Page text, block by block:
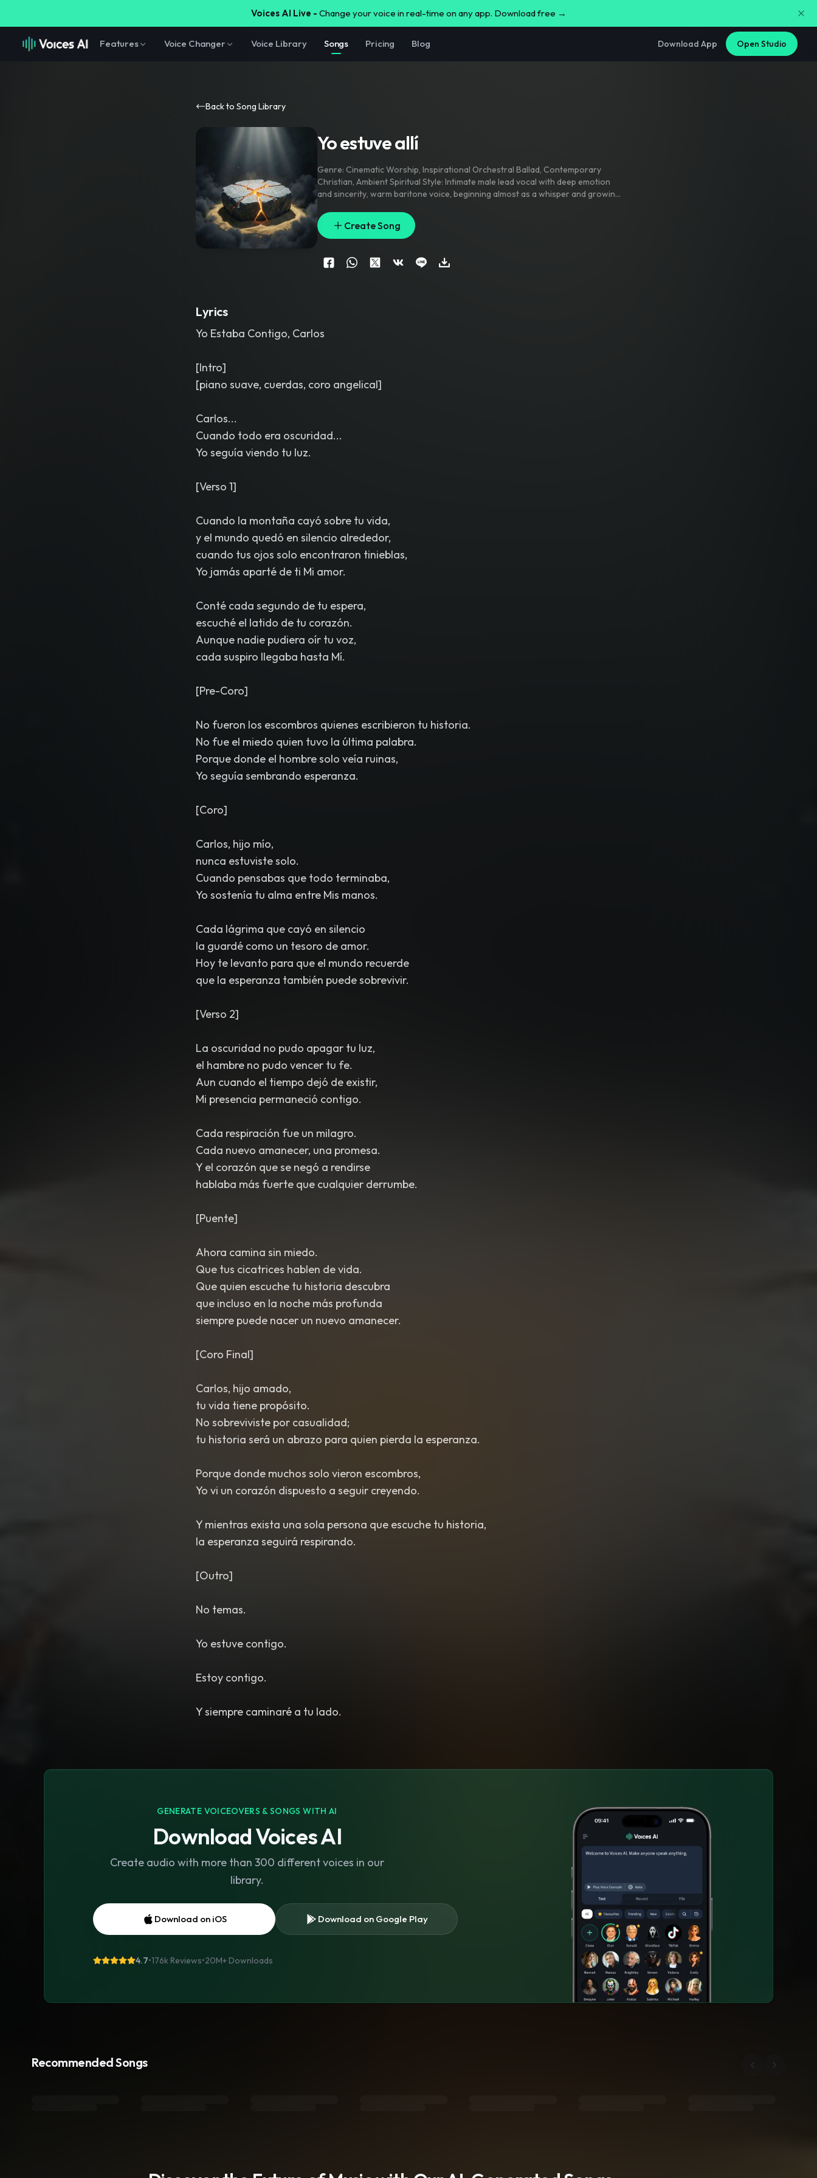
Voices AI Live - Change your voice in real-time on any app. Download free →
Features Voice Changer Voice Library Songs Pricing Blog Download App Open Studio
Back to Song Library
Yo estuve allí
Genre: Cinematic Worship, Inspirational Orchestral Ballad, Contemporary
Christian, Ambient Spiritual Style: Intimate male lead vocal with deep emotion
and sincerity, warm baritone voice, beginning almost as a whisper and growing
pads
distant cello
percussion,uplifting choir in the final chorus
atmosphere,slow and reflective. The song should feel like light breaking
through darkness after a disaster. Emotional
reverent,inspiring suitable for a true survival story. No aggressive drums
Create Song
Lyrics
Yo Estaba Contigo, Carlos
[Intro]
[piano suave, cuerdas, coro angelical]
Carlos...
Cuando todo era oscuridad...
Yo seguía viendo tu luz.
[Verso 1]
Cuando la montaña cayó sobre tu vida,
y el mundo quedó en silencio alrededor,
cuando tus ojos solo encontraron tinieblas,
Yo jamás aparté de ti Mi amor.
Conté cada segundo de tu espera,
escuché el latido de tu corazón.
Aunque nadie pudiera oír tu voz,
cada suspiro llegaba hasta Mí.
[Pre-Coro]
No fueron los escombros quienes escribieron tu historia.
No fue el miedo quien tuvo la última palabra.
Porque donde el hombre solo veía ruinas,
Yo seguía sembrando esperanza.
[Coro]
Carlos, hijo mío,
nunca estuviste solo.
Cuando pensabas que todo terminaba,
Yo sostenía tu alma entre Mis manos.
Cada lágrima que cayó en silencio
la guardé como un tesoro de amor.
Hoy te levanto para que el mundo recuerde
que la esperanza también puede sobrevivir.
[Verso 2]
La oscuridad no pudo apagar tu luz,
el hambre no pudo vencer tu fe.
Aun cuando el tiempo dejó de existir,
Mi presencia permaneció contigo.
Cada respiración fue un milagro.
Cada nuevo amanecer, una promesa.
Y el corazón que se negó a rendirse
hablaba más fuerte que cualquier derrumbe.
[Puente]
Ahora camina sin miedo.
Que tus cicatrices hablen de vida.
Que quien escuche tu historia descubra
que incluso en la noche más profunda
siempre puede nacer un nuevo amanecer.
[Coro Final]
Carlos, hijo amado,
tu vida tiene propósito.
No sobreviviste por casualidad;
tu historia será un abrazo para quien pierda la esperanza.
Porque donde muchos solo vieron escombros,
Yo vi un corazón dispuesto a seguir creyendo.
Y mientras exista una sola persona que escuche tu historia,
la esperanza seguirá respirando.
[Outro]
No temas.
Yo estuve contigo.
Estoy contigo.
Y siempre caminaré a tu lado.
GENERATE VOICEOVERS & SONGS WITH AI
Download Voices AI
Create audio with more than 300 different voices in our
library.
Download on iOS Download on Google Play
4.7•176k Reviews•20M+Downloads
Recommended Songs